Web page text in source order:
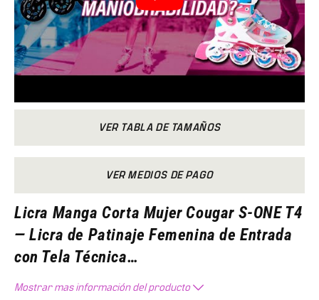
VER TABLA DE TAMAÑOS
VER MEDIOS DE PAGO
Licra Manga Corta Mujer Cougar S-ONE T4
— Licra de Patinaje Femenina de Entrada
con Tela Técnica…
LaLicra S-ONE T4 Mujeres el modelo de acceso a la línea
Mostrar mas información del producto